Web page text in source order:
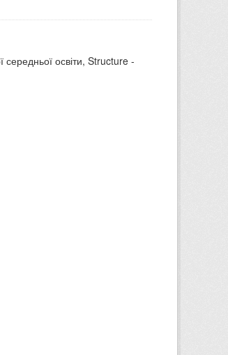
середньої освіти, Structure -